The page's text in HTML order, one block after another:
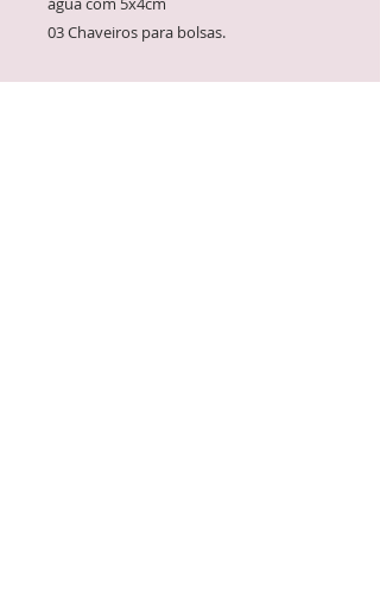
03 Chaveiros para bolsas.
Esses adesivos são perfeitos para